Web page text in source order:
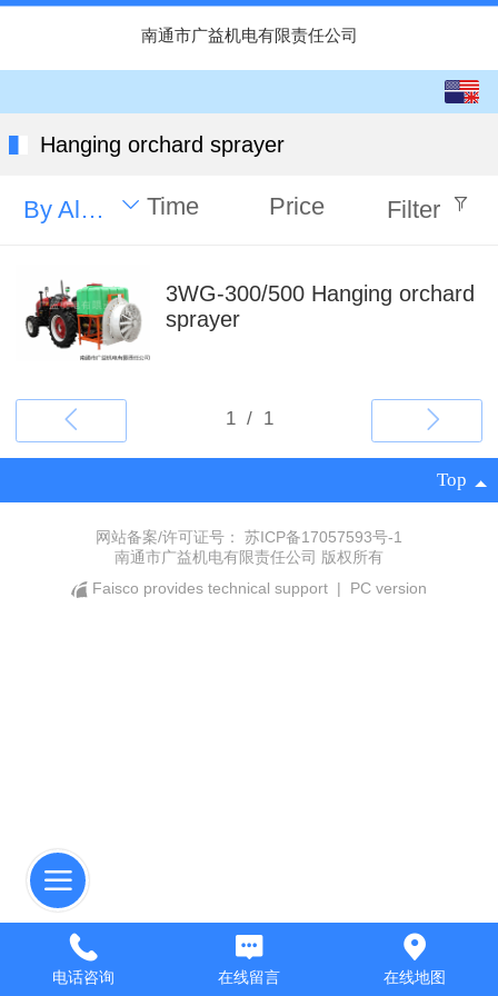
南通市广益机电有限责任公司
Hanging orchard sprayer
By Alphabet Time Price Filter
3WG-300/500 Hanging orchard
sprayer
Top
网站备案/许可证号： 苏ICP备17057593号-1
南通市广益机电有限责任公司 版权所有
Faisco provides technical support | PC version
电话咨询 在线留言 在线地图